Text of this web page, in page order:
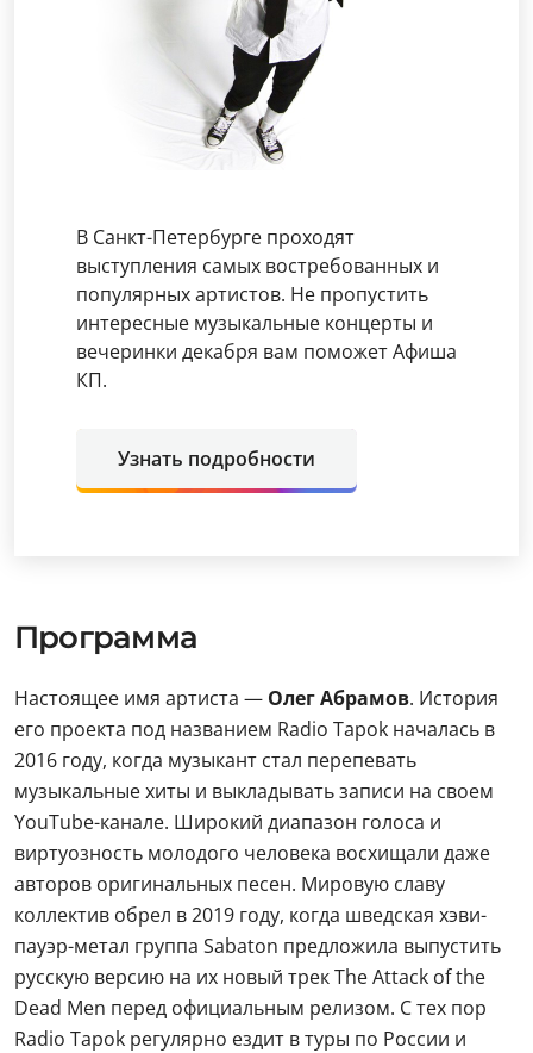
В Санкт-Петербурге проходят
выступления самых востребованных и
популярных артистов. Не пропустить
интересные музыкальные концерты и
вечеринки декабря вам поможет Афиша
КП.
Узнать подробности
Программа
Настоящее имя артиста — Олег Абрамов. История
его проекта под названием Radio Tapok началась в
2016 году, когда музыкант стал перепевать
музыкальные хиты и выкладывать записи на своем
YouTube-канале. Широкий диапазон голоса и
виртуозность молодого человека восхищали даже
авторов оригинальных песен. Мировую славу
коллектив обрел в 2019 году, когда шведская хэви-
пауэр-метал группа Sabaton предложила выпустить
русскую версию на их новый трек The Attack of the
Dead Men перед официальным релизом. С тех пор
Radio Tapok регулярно ездит в туры по России и